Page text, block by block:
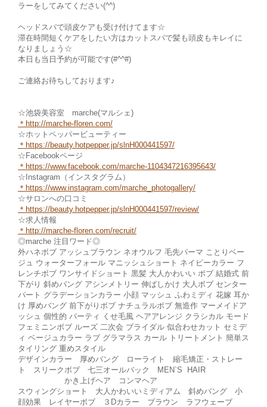
ラーをしてみてください(^^)
ヘッドスパで頭皮ケアも受け付けてます☆
滞在時間短くケアをしたい方はカットスパで髪も頭皮もキレイに
なりましょう☆
本日も当日予約が可能です(#^^#)
ご連絡お待ちしております♪
☆池袋美容室 marche(マルシェ)
＊ http://marche-floren.com/
☆ホットペッパービューティー
＊ https://beauty.hotpepper.jp/slnH000441597/
☆Facebookページ
＊https://www.facebook.com/marche-1104347216395643/
☆Instagram（インスタグラム）
＊ https://www.instagram.com/marche_photogallery/
☆サロンへの口コミ
＊https://beauty.hotpepper.jp/slnH000441597/review/
☆求人情報
＊http://marche-fl oren.com/recruit/
◎marche 注目ワード◎
外ハネボブ アッシュブラウン ネオウルフ 毛先パーマ ことりベー
ジュ ウォーターフォール マニッシュショート ネイビーカラー フ
レンチボブ ワンサイドショート 黒髪 大人かわいい ボブ 結婚式 前
下がり 斜めバング アシンメトリー 伸ばしかけ 大人ボブ センター
パート グラデーションカラー 小顔 マッシュ ふわミディ 花嫁 耳か
け 厚めバング 前下がりボブ ナチュラルボブ 無造作 マーメイドア
ッシュ 個性的 パーティ くせ毛風 ヘアアレンジ クラシカル モード
フェミニンボブ ルーズ 二次会 ブライダル 似合わせカット セミデ
ィ ベージュカラー ラブ グラマラス カール トリートメント 簡単ス
タイリング 重めスタイル
デザインカラー 厚めバング ローライト 縮毛矯正・ストレー
ト スリークボブ 七三オールバック MEN`S HAIR
かき上げヘア コンマヘア
スウィングショート 大人かわいいミディアム 斜めバング 小
顔効果 レイヤーボブ ３Dカラー ブラウン ラフウェーブ